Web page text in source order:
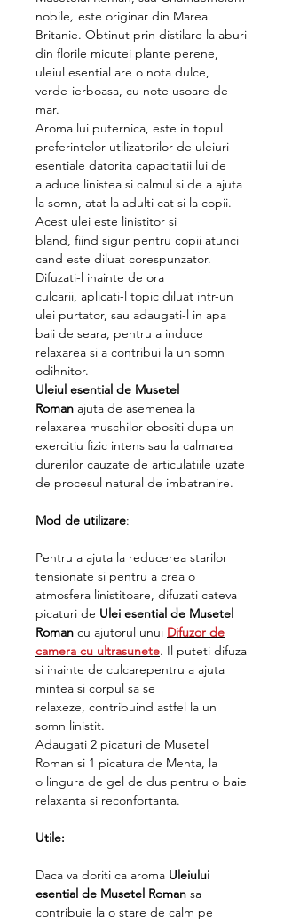
nobile, este originar din Marea
Britanie. Obtinut prin distilare la aburi
din florile micutei plante perene,
uleiul esential are o nota dulce,
verde-ierboasa, cu note usoare de
mar.
Aroma lui puternica, este in topul
preferintelor utilizatorilor de uleiuri
esentiale datorita capacitatii lui de
a aduce linistea si calmul si de a ajuta
la somn, atat la adulti cat si la copii.
Acest ulei este linistitor si
bland, fiind sigur pentru copii atunci
cand este diluat corespunzator.
Difuzati-l inainte de ora
culcarii, aplicati-l topic diluat intr-un
ulei purtator, sau adaugati-l in apa
baii de seara, pentru a induce
relaxarea si a contribui la un somn
odihnitor.
Uleiul esential de Musetel
Roman ajuta de asemenea la
relaxarea muschilor obositi dupa un
exercitiu fizic intens sau la calmarea
durerilor cauzate de articulatiile uzate
de procesul natural de imbatranire.
Mod de utilizare:
Pentru a ajuta la reducerea starilor
tensionate si pentru a crea o
atmosfera linistitoare, difuzati cateva
picaturi de Ulei esential de Musetel
Roman cu ajutorul unui Difuzor de
camera cu ultrasunete. Il puteti difuza
si inainte de culcarepentru a ajuta
mintea si corpul sa se
relaxeze, contribuind astfel la un
somn linistit.
Adaugati 2 picaturi de Musetel
Roman si 1 picatura de Menta, la
o lingura de gel de dus pentru o baie
relaxanta si reconfortanta.
Utile:
Daca va doriti ca aroma Uleiului
esential de Musetel Roman sa
contribuie la o stare de calm pe